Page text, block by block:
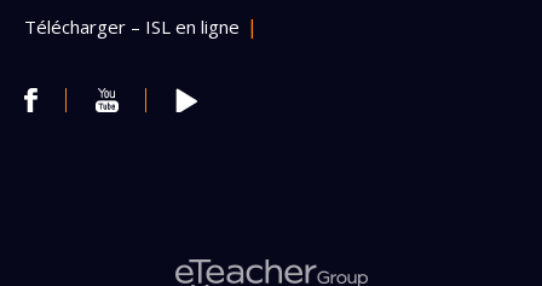
Télécharger – ISL en ligne